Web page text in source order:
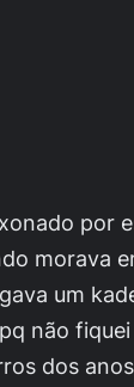
por
morava
um
não
dos